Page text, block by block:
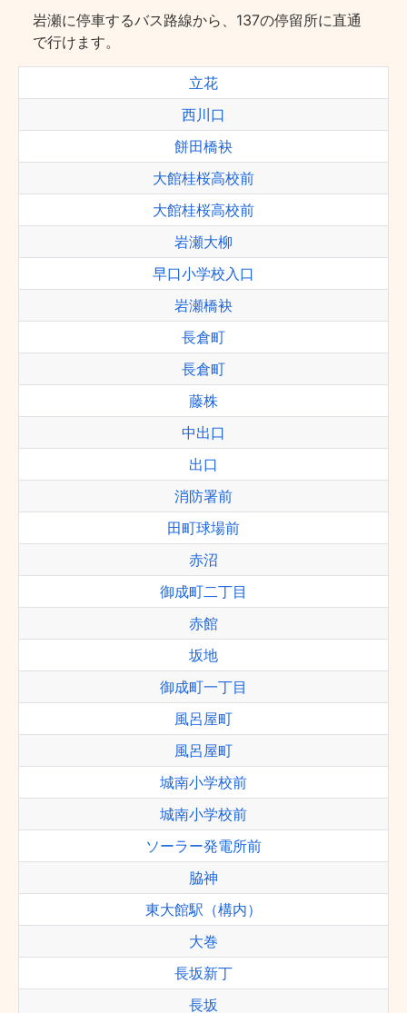
岩瀬に停車するバス路線から、137の停留所に直通
で行けます。
立花
西川口
餅田橋袂
大館桂桜高校前
大館桂桜高校前
岩瀬大柳
早口小学校入口
岩瀬橋袂
長倉町
長倉町
藤株
中出口
出口
消防署前
田町球場前
赤沼
御成町二丁目
赤館
坂地
御成町一丁目
風呂屋町
風呂屋町
城南小学校前
城南小学校前
ソーラー発電所前
脇神
東大館駅（構内）
大巻
長坂新丁
長坂